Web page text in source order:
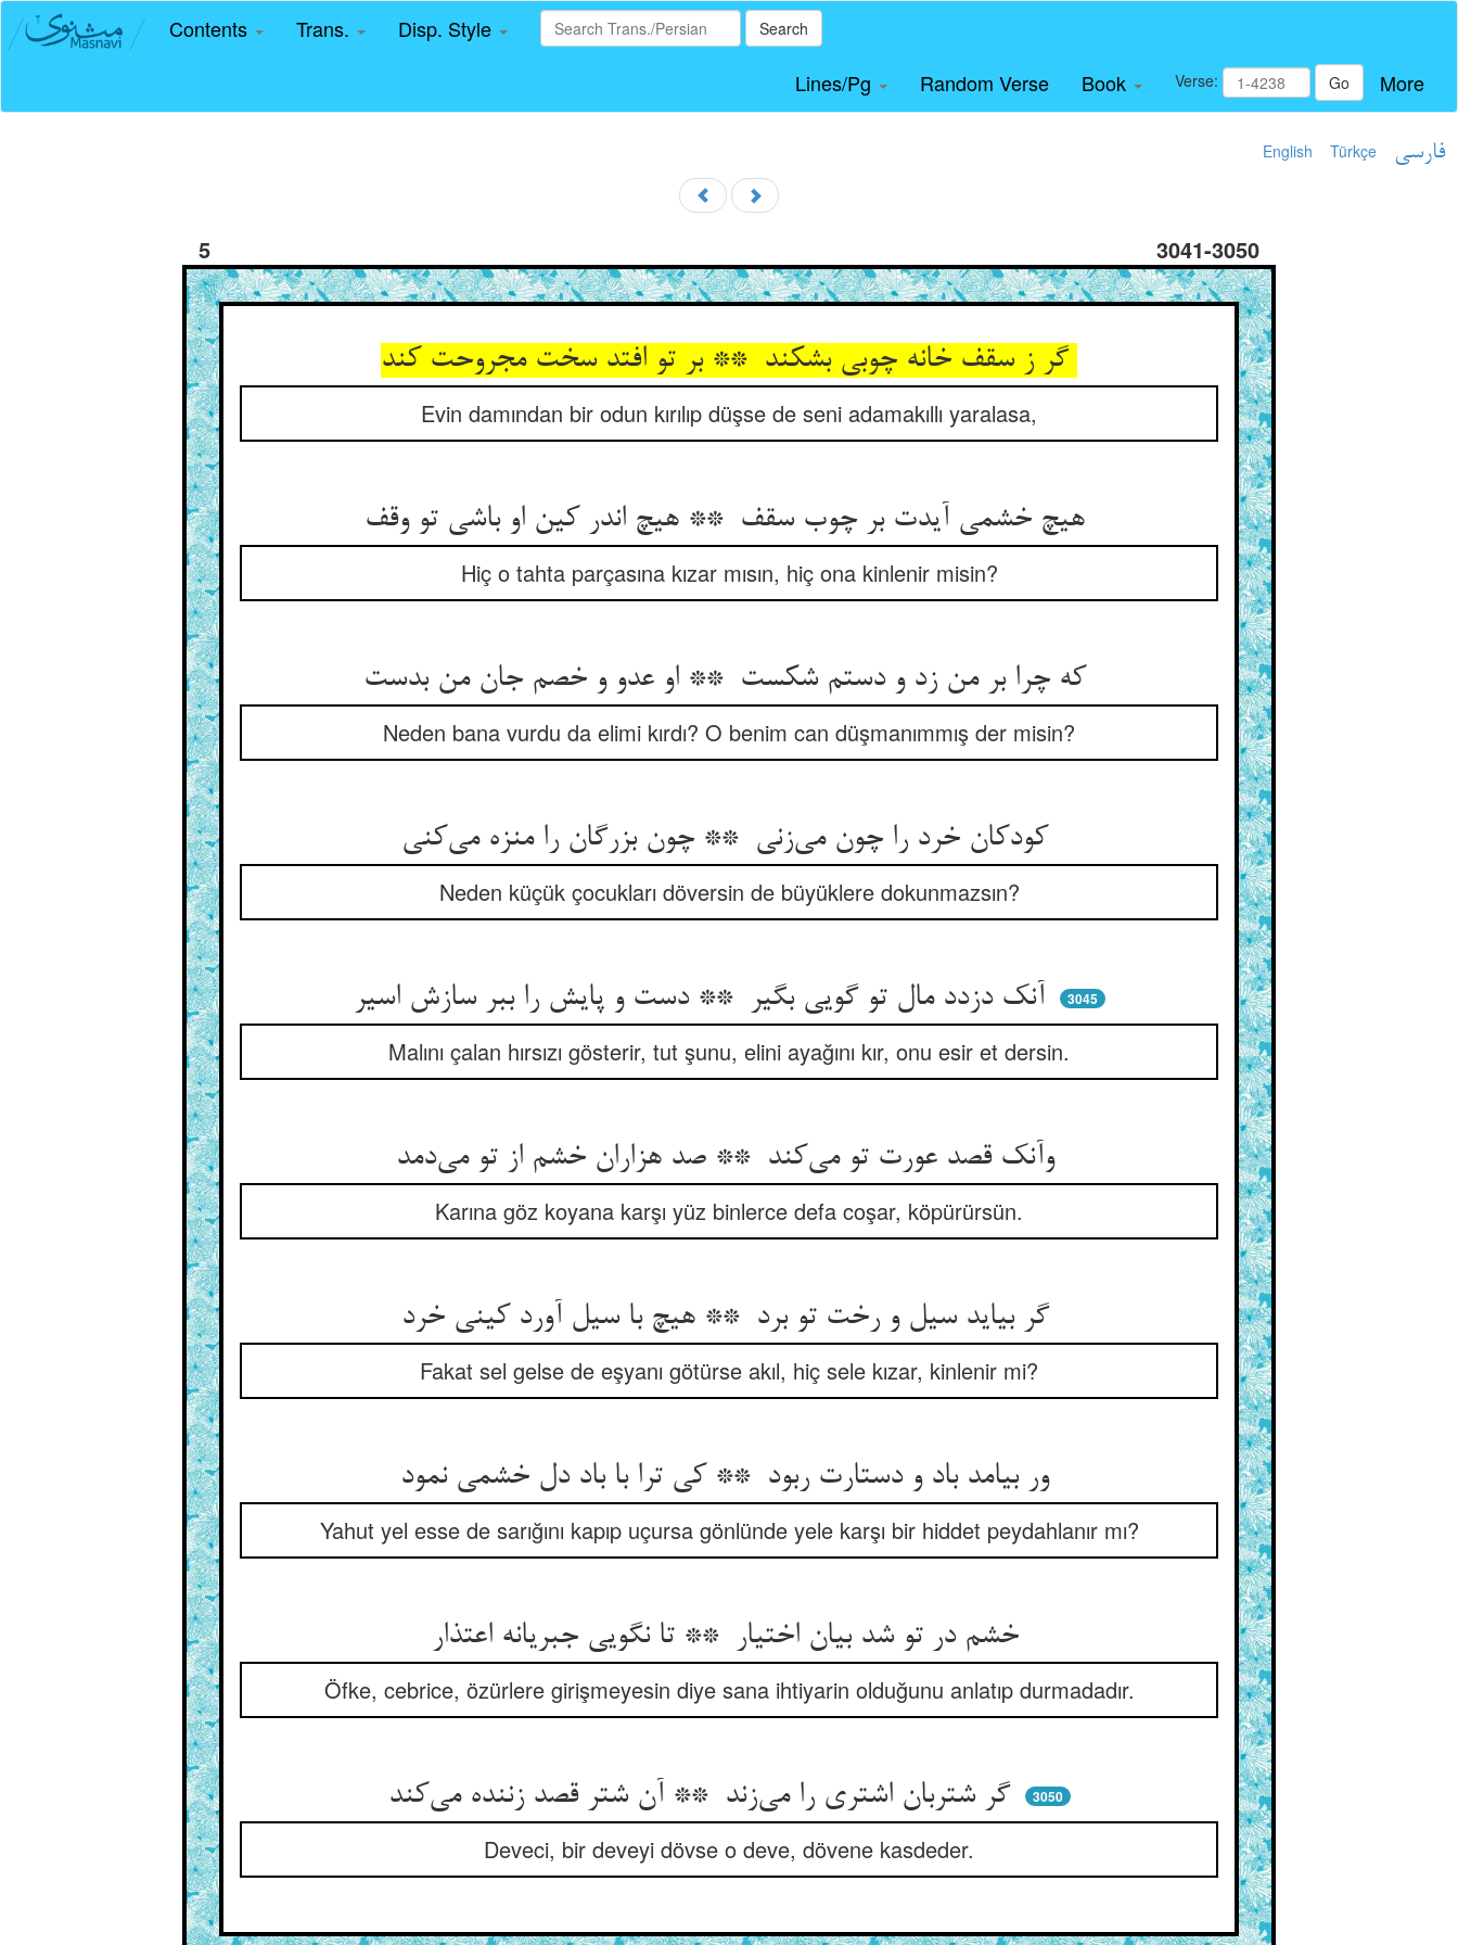
Contents Trans. Disp. Style Search
Lines/Pg Random Verse Book Verse: Go More
English Türkçe فارسی
5 3041-3050
Evin damından bir odun kırılıp düşse de seni adamakıllı yaralasa,
Hiç o tahta parçasına kızar mısın, hiç ona kinlenir misin?
Neden bana vurdu da elimi kırdı? O benim can düşmanımmış der misin?
Neden küçük çocukları döversin de büyüklere dokunmazsın?
3045
Malını çalan hırsızı gösterir, tut şunu, elini ayağını kır, onu esir et dersin.
وآنک قصد عورت تو می‌کند ** صد هزاران خشم از تو می‌دمد
Karına göz koyana karşı yüz binlerce defa coşar, köpürürsün.
گر بیاید سیل و رخت تو برد ** هیچ با سیل آورد کینی خرد
Fakat sel gelse de eşyanı götürse akıl, hiç sele kızar, kinlenir mi?
ور بیامد باد و دستارت ربود ** کی ترا با باد دل خشمی نمود
Yahut yel esse de sarığını kapıp uçursa gönlünde yele karşı bir hiddet peydahlanır mı?
خشم در تو شد بیان اختیار ** تا نگویی جبریانه اعتذار
Öfke, cebrice, özürlere girişmeyesin diye sana ihtiyarin olduğunu anlatıp durmadadır.
گر شتربان اشتری را می‌زند ** آن شتر قصد زننده می‌کند 3050
Deveci, bir deveyi dövse o deve, dövene kasdeder.